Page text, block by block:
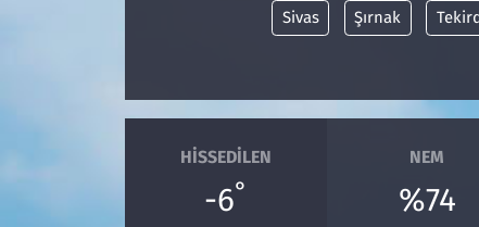
Sivas Şırnak
HISSEDILEN
-6°
NEM
%74